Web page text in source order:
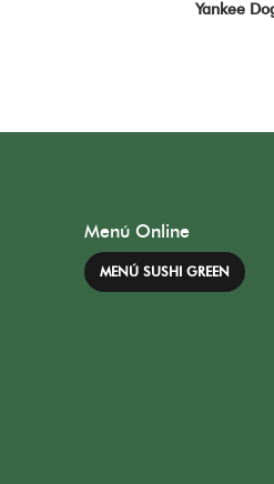
Yankee
Menú Online
MENÚ SUSHI GREEN